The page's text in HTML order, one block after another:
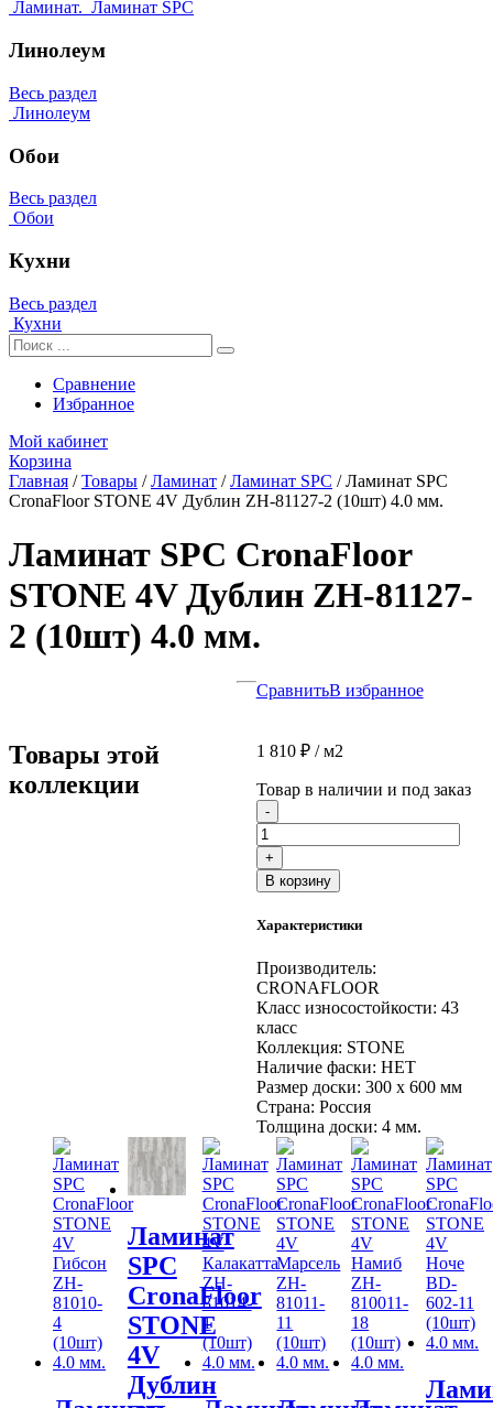
Ламинат. Ламинат SPC
Линолеум
Весь раздел
Линолеум
Обои
Весь раздел
Обои
Кухни
Весь раздел
Кухни
Сравнение
Избранное
Мой кабинет
Корзина
Главная /Товары /Ламинат /Ламинат SPC /Ламинат SPC
CronaFloor STONE 4V Дублин ZH-81127-2 (10шт) 4.0 мм.
Ламинат SPC CronaFloor
STONE 4V Дублин ZH-81127-
2 (10шт) 4.0 мм.
СравнитьВ избранное
1 810 ₽/ м2
Товар в наличии и под заказ
- Количество
товара
Ламинат
SPC
CronaFloor
4V
ZH-
81127-
2
(10шт)
4.0
мм.
+
В корзину
Характеристики
Производитель:
CRONAFLOOR
Класс износостойкости: 43
класс
Коллекция: STONE
Наличие фаски: НЕТ
Размер доски: 300 х 600 мм
Страна: Россия
Толщина доски: 4 мм.
Товары этой
коллекции
Ламинат
SPC
CronaFloor
STONE
4V
Дублин